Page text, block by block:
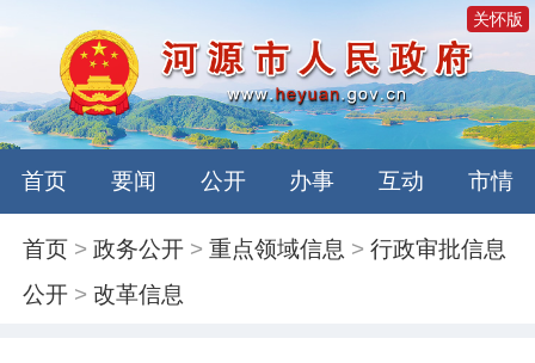
关怀版
首页 要闻 公开 办事 互动 市情
首页 >政务公开 >重点领域信息 >行政审批信息
公开 >改革信息